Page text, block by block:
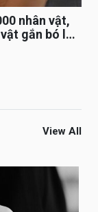
nhân vật,
gắn bó lâu
View All